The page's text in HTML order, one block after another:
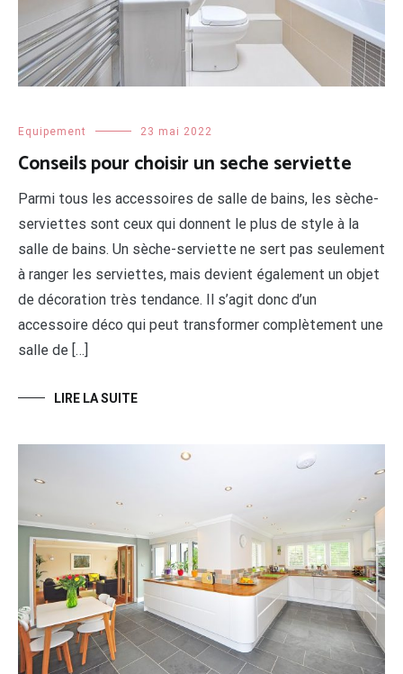
Equipement 23 mai 2022
Conseils pour choisir un seche serviette
Parmi tous les accessoires de salle de bains, les sèche-
serviettes sont ceux qui donnent le plus de style à la
salle de bains. Un sèche-serviette ne sert pas seulement
à ranger les serviettes, mais devient également un objet
de décoration très tendance. Il s’agit donc d’un
accessoire déco qui peut transformer complètement une
salle de […]
LIRE LA SUITE